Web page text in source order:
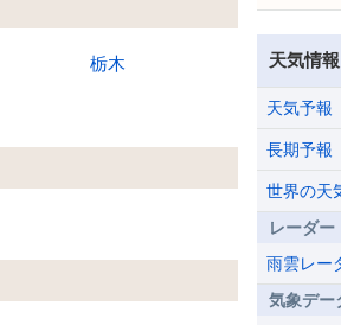
栃木 天気情報
天気予報
長期予報
世界の天
レーダー
雨雲レー
気象デー